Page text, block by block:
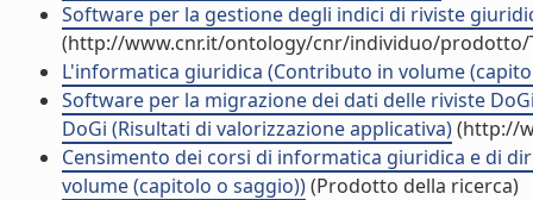
Software per la gestione degli indici di riviste
(http://www.cnr.it/ontology/cnr/individuo/prodotto/
L'informatica giuridica (Contributo in volume
Software per la migrazione dei dati delle riviste
DoGi (Risultati di valorizzazione applicativa)(http://
Censimento dei corsi di informatica giuridica e di
volume (capitolo o saggio))(Prodotto della ricerca)